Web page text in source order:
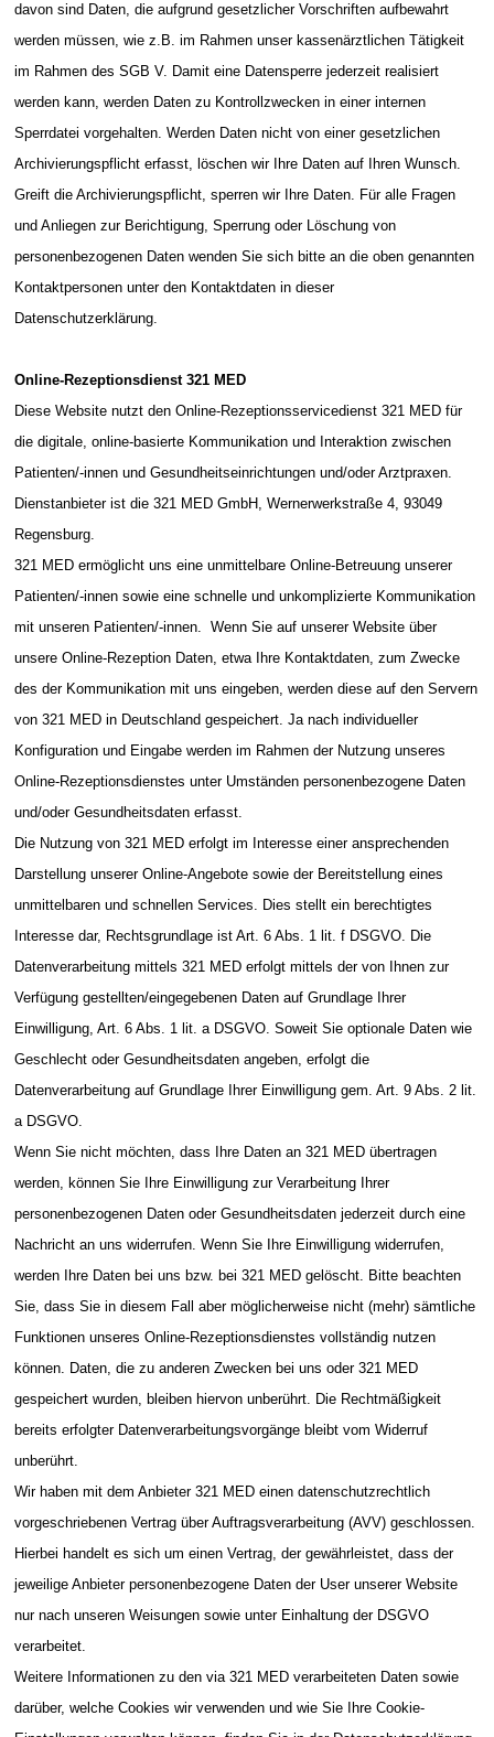
davon sind Daten, die aufgrund gesetzlicher Vorschriften aufbewahrt
werden müssen, wie z.B. im Rahmen unser kassenärztlichen Tätigkeit
im Rahmen des SGB V. Damit eine Datensperre jederzeit realisiert
werden kann, werden Daten zu Kontrollzwecken in einer internen
Sperrdatei vorgehalten. Werden Daten nicht von einer gesetzlichen
Archivierungspflicht erfasst, löschen wir Ihre Daten auf Ihren Wunsch.
Greift die Archivierungspflicht, sperren wir Ihre Daten. Für alle Fragen
und Anliegen zur Berichtigung, Sperrung oder Löschung von
personenbezogenen Daten wenden Sie sich bitte an die oben genannten
Kontaktpersonen unter den Kontaktdaten in dieser
Datenschutzerklärung.
Online-Rezeptionsdienst 321 MED
Diese Website nutzt den Online-Rezeptionsservicedienst 321 MED für
die digitale, online-basierte Kommunikation und Interaktion zwischen
Patienten/-innen und Gesundheitseinrichtungen und/oder Arztpraxen.
Dienstanbieter ist die 321 MED GmbH, Wernerwerkstraße 4, 93049
Regensburg.
321 MED ermöglicht uns eine unmittelbare Online-Betreuung unserer
Patienten/-innen sowie eine schnelle und unkomplizierte Kommunikation
mit unseren Patienten/-innen. Wenn Sie auf unserer Website über
unsere Online-Rezeption Daten, etwa Ihre Kontaktdaten, zum Zwecke
des der Kommunikation mit uns eingeben, werden diese auf den Servern
von 321 MED in Deutschland gespeichert. Ja nach individueller
Konfiguration und Eingabe werden im Rahmen der Nutzung unseres
Online-Rezeptionsdienstes unter Umständen personenbezogene Daten
und/oder Gesundheitsdaten erfasst.
Die Nutzung von 321 MED erfolgt im Interesse einer ansprechenden
Darstellung unserer Online-Angebote sowie der Bereitstellung eines
unmittelbaren und schnellen Services. Dies stellt ein berechtigtes
Interesse dar, Rechtsgrundlage ist Art. 6 Abs. 1 lit. f DSGVO. Die
Datenverarbeitung mittels 321 MED erfolgt mittels der von Ihnen zur
Verfügung gestellten/eingegebenen Daten auf Grundlage Ihrer
Einwilligung, Art. 6 Abs. 1 lit. a DSGVO. Soweit Sie optionale Daten wie
Geschlecht oder Gesundheitsdaten angeben, erfolgt die
Datenverarbeitung auf Grundlage Ihrer Einwilligung gem. Art. 9 Abs. 2 lit.
a DSGVO.
Wenn Sie nicht möchten, dass Ihre Daten an 321 MED übertragen
werden, können Sie Ihre Einwilligung zur Verarbeitung Ihrer
personenbezogenen Daten oder Gesundheitsdaten jederzeit durch eine
Nachricht an uns widerrufen. Wenn Sie Ihre Einwilligung widerrufen,
werden Ihre Daten bei uns bzw. bei 321 MED gelöscht. Bitte beachten
Sie, dass Sie in diesem Fall aber möglicherweise nicht (mehr) sämtliche
Funktionen unseres Online-Rezeptionsdienstes vollständig nutzen
können. Daten, die zu anderen Zwecken bei uns oder 321 MED
gespeichert wurden, bleiben hiervon unberührt. Die Rechtmäßigkeit
bereits erfolgter Datenverarbeitungsvorgänge bleibt vom Widerruf
unberührt.
Wir haben mit dem Anbieter 321 MED einen datenschutzrechtlich
vorgeschriebenen Vertrag über Auftragsverarbeitung (AVV) geschlossen.
Hierbei handelt es sich um einen Vertrag, der gewährleistet, dass der
jeweilige Anbieter personenbezogene Daten der User unserer Website
nur nach unseren Weisungen sowie unter Einhaltung der DSGVO
verarbeitet.
Weitere Informationen zu den via 321 MED verarbeiteten Daten sowie
darüber, welche Cookies wir verwenden und wie Sie Ihre Cookie-